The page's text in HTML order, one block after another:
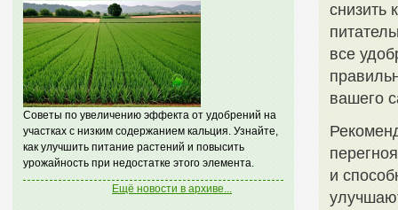
Советы по увеличению эффекта от удобрений на
участках с низким содержанием кальция. Узнайте,
как улучшить питание растений и повысить
урожайность при недостатке этого элемента.
Ещё новости в архиве...
снизить
все
вашего
и